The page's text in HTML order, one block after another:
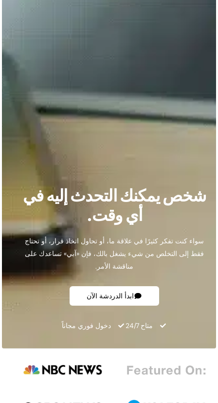
شخص يمكنك التحدث إليه في
أي وقت.
سواء كنت تفكر كثيرًا في علاقة ما، أو تحاول اتخاذ قرار، أو تحتاج
فقط إلى التخلص من شيء يشغل بالك، فإن «آبي» تساعدك على
مناقشة الأمر.
ابدأ الدردشة الآن
متاح 24/7 دخول فوري مجاناً